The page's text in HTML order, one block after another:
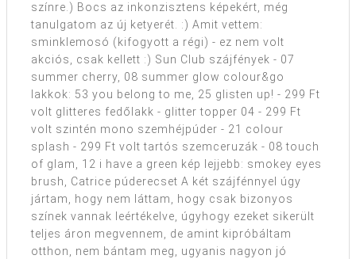
színre.) Bocs az inkonzisztens képekért, még
tanulgatom az új ketyerét. :) Amit vettem:
sminklemosó (kifogyott a régi) - ez nem volt
akciós, csak kellett :) Sun Club szájfények - 07
summer cherry, 08 summer glow colour&go
lakkok: 53 you belong to me, 25 glisten up! - 299 Ft
volt glitteres fedőlakk - glitter topper 04 - 299 Ft
volt szintén mono szemhéjpúder - 21 colour
splash - 299 Ft volt tartós szemceruzák - 08 touch
of glam, 12 i have a green kép lejjebb: smokey eyes
brush, Catrice púderecset A két szájfénnyel úgy
jártam, hogy nem láttam, hogy csak bizonyos
színek vannak leértékelve, úgyhogy ezeket sikerült
teljes áron megvennem, de amint kipróbáltam
otthon, nem bántam meg, ugyanis nagyon jó